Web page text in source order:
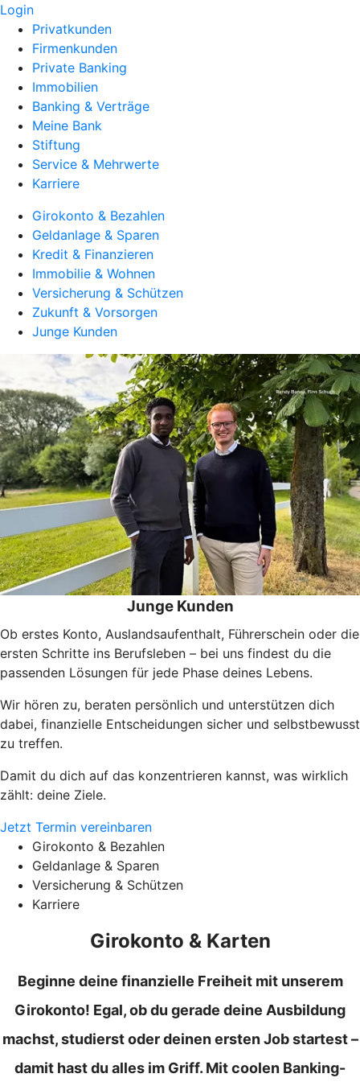
Login
Privatkunden
Firmenkunden
Private Banking
Immobilien
Banking & Verträge
Meine Bank
Stiftung
Service & Mehrwerte
Karriere
Girokonto & Bezahlen
Geldanlage & Sparen
Kredit & Finanzieren
Immobilie & Wohnen
Versicherung & Schützen
Zukunft & Vorsorgen
Junge Kunden
Junge Kunden
Ob erstes Konto, Auslandsaufenthalt, Führerschein oder die
ersten Schritte ins Berufsleben – bei uns findest du die
passenden Lösungen für jede Phase deines Lebens.
Wir hören zu, beraten persönlich und unterstützen dich
dabei, finanzielle Entscheidungen sicher und selbstbewusst
zu treffen.
Damit du dich auf das konzentrieren kannst, was wirklich
zählt: deine Ziele.
Jetzt Termin vereinbaren
Girokonto & Bezahlen
Geldanlage & Sparen
Versicherung & Schützen
Karriere
Girokonto & Karten
Beginne deine finanzielle Freiheit mit unserem
Girokonto! Egal, ob du gerade deine Ausbildung
machst, studierst oder deinen ersten Job startest –
damit hast du alles im Griff. Mit coolen Banking-